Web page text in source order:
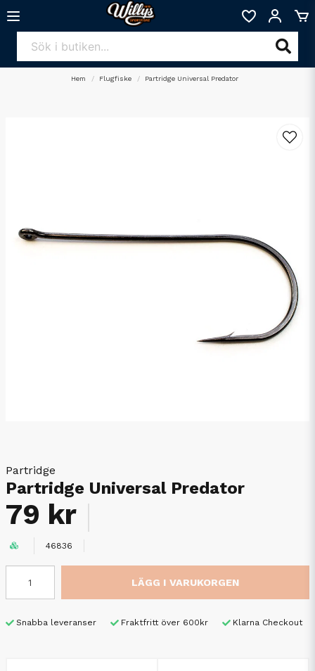
Hem Flugfiske Partridge Universal Predator
Partridge
Partridge Universal Predator
79 kr
46836
LÄGG I VARUKORGEN
Snabba leveranser Fraktfritt över 600kr Klarna Checkout